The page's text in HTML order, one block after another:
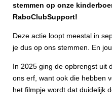
stemmen op onze
RaboClubSupport!
Deze actie loopt meestal in
je dus op ons stemmen. En
In 2025 ging de opbrengst uit
ons erf, want ook die hebben
het filmpje wordt dat duidelijk